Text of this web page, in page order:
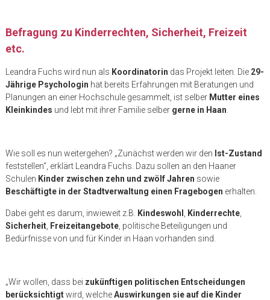
Befragung zu Kinderrechten, Sicherheit, Freizeit
etc.
Leandra Fuchs wird nun als Koordinatorin das Projekt leiten. Die 29-
Jährige Psychologin hat bereits Erfahrungen mit Beratungen und
Planungen an einer Hochschule gesammelt, ist selber Mutter eines
Kleinkindes und lebt mit ihrer Familie selber gerne in Haan
Wie soll es nun weitergehen? „Zunächst werden wir den Ist-Zustand
feststellen“, erklärt Leandra Fuchs. Dazu sollen an den Haaner
Schulen Kinder zwischen zehn und zwölf Jahren sowie
Beschäftigte in der Stadtverwaltung einen Fragebogen erhalten.
Dabei geht es darum, inwieweit z.B. Kindeswohl Kinderrechte,
Sicherheit, Freizeitangebote, politische Beteiligungen und
Bedürfnisse von und für Kinder in Haan vorhanden sind.
„Wir wollen, dass bei zukünftigen politischen Entscheidungen
berücksichtigtwird, welcheAuswirkungen sie auf die Kinder